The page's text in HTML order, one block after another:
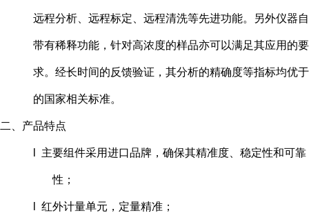
远程分析、远程标定、远程清洗等先进功能。另外仪器自
带有稀释功能，针对高浓度的样品亦可以满足其应用的要
求。经长时间的反馈验证，其分析的精确度等指标均优于
的国家相关标准。
二、产品特点
l 主要组件采用进口品牌，确保其精准度、稳定性和可靠
性；
l 红外计量单元，定量精准；